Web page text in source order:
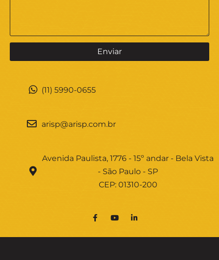
(11) 5990-0655
arisp@arisp.com.br
Avenida Paulista, 1776 - 15º andar - Bela Vista
- São Paulo - SP
CEP: 01310-200